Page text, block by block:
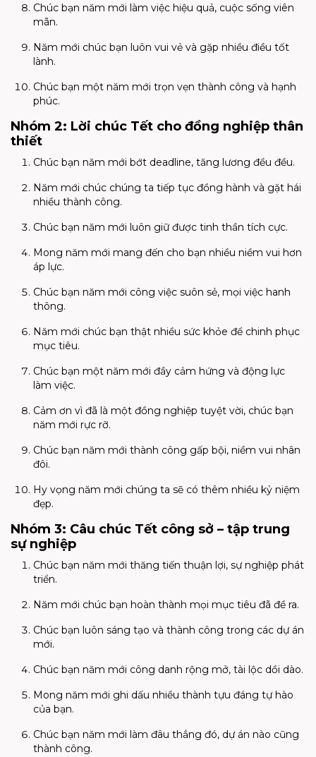
Chúc bạn năm mới làm việc hiệu quả, cuộc sống viên
mãn.
Năm mới chúc bạn luôn vui vẻ và gặp nhiều điều tốt
lành.
Chúc bạn một năm mới trọn vẹn thành công và hạnh
phúc.
Nhóm 2: Lời chúc Tết cho đồng nghiệp thân
thiết
Chúc bạn năm mới bớt deadline, tăng lương đều đều.
Năm mới chúc chúng ta tiếp tục đồng hành và gặt hái
nhiều thành công.
Chúc bạn năm mới luôn giữ được tinh thần tích cực.
Mong năm mới mang đến cho bạn nhiều niềm vui hơn
áp lực.
Chúc bạn năm mới công việc suôn sẻ, mọi việc hanh
thông.
Năm mới chúc bạn thật nhiều sức khỏe để chinh phục
mục tiêu.
Chúc bạn một năm mới đầy cảm hứng và động lực
làm việc.
Cảm ơn vì đã là một đồng nghiệp tuyệt vời, chúc bạn
năm mới rực rỡ.
Chúc bạn năm mới thành công gấp bội, niềm vui nhân
đôi.
Hy vọng năm mới chúng ta sẽ có thêm nhiều kỷ niệm
đẹp.
Nhóm 3: Câu chúc Tết công sở – tập trung
sự nghiệp
Chúc bạn năm mới thăng tiến thuận lợi, sự nghiệp phát
triển.
Năm mới chúc bạn hoàn thành mọi mục tiêu đã đề ra.
Chúc bạn luôn sáng tạo và thành công trong các dự án
mới.
Chúc bạn năm mới công danh rộng mở, tài lộc dồi dào.
Mong năm mới ghi dấu nhiều thành tựu đáng tự hào
của bạn.
Chúc bạn năm mới làm đâu thắng đó, dự án nào cũng
thành công.